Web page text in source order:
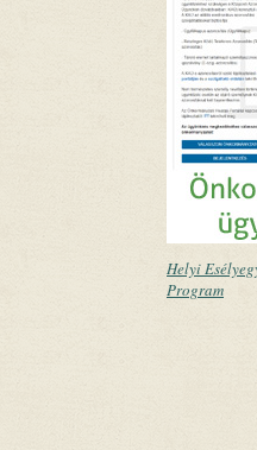
Helyi
Program